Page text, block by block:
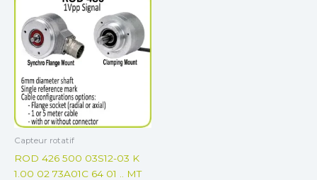
Capteur rotatif
ROD 426 500 03S12-03 K
1.00 02 73A01C 64 01 .. MT